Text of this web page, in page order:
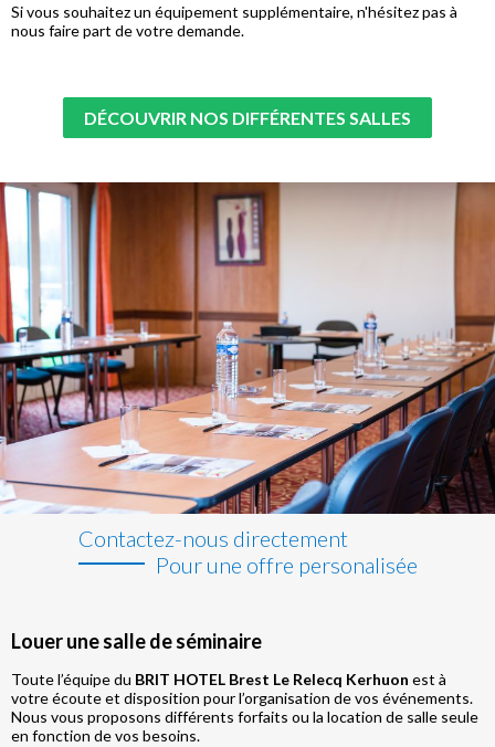
Si vous souhaitez un équipement supplémentaire, n'hésitez pas à
nous faire part de votre demande.
DÉCOUVRIR NOS DIFFÉRENTES SALLES
Contactez-nous directement
Pour une offre personalisée
Louer une salle de séminaire
Toute l’équipe du BRIT HOTEL Brest Le Relecq Kerhuon est à
votre écoute et disposition pour l’organisation de vos événements.
Nous vous proposons différents forfaits ou la location de salle seule
en fonction de vos besoins.